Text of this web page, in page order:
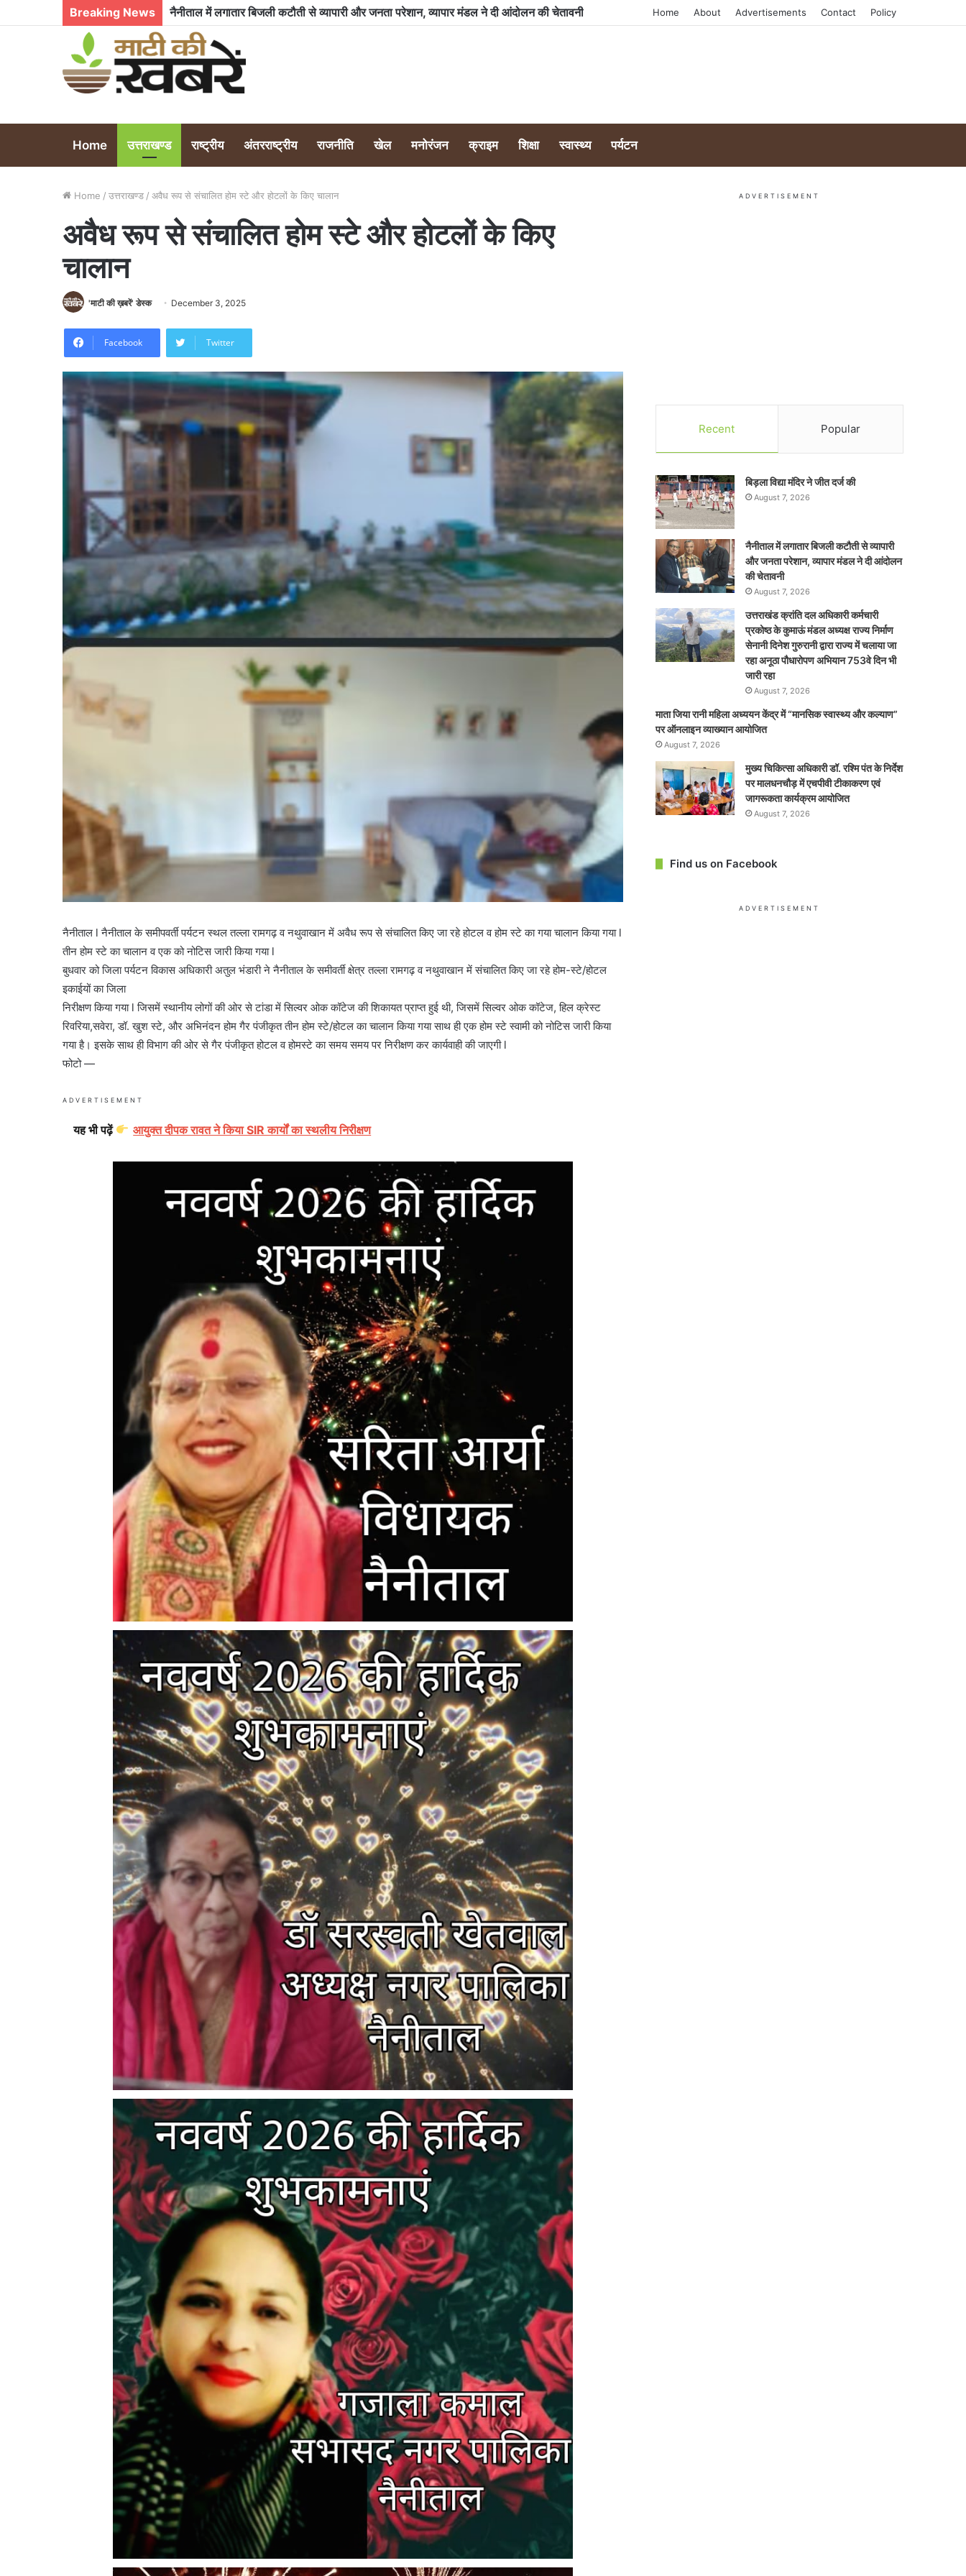
Breaking News Home About Advertisements Contact Policy
Home उत्तराखण्ड राष्ट्रीय अंतरराष्ट्रीय राजनीति खेल मनोरंजन क्राइम शिक्षा स्वास्थ्य पर्यटन
Home / उत्तराखण्ड / अवैध रूप से संचालित होम स्टे और होटलों के किए चालान
अवैध रूप से संचालित होम स्टे और होटलों के किए
चालान
'माटी की ख़बरें' डेस्क December 3, 2025
Facebook Twitter
नैनीताल l नैनीताल के समीपवर्ती पर्यटन स्थल तल्ला रामगढ़ व नथुवाखान में अवैध रूप से संचालित किए जा रहे होटल व होम स्टे का गया चालान किया गया l
तीन होम स्टे का चालान व एक को नोटिस जारी किया गया l
बुधवार को जिला पर्यटन विकास अधिकारी अतुल भंडारी ने नैनीताल के समीवर्ती क्षेत्र तल्ला रामगढ़ व नथुवाखान में संचालित किए जा रहे होम-स्टे/होटल
इकाईयों का जिला
निरीक्षण किया गया l जिसमें स्थानीय लोगों की ओर से टांडा में सिल्वर ओक कॉटेज की शिकायत प्राप्त हुई थी, जिसमें सिल्वर ओक कॉटेज, हिल क्रेस्ट
रिवरिया,सवेरा, डॉ. खुश स्टे, और अभिनंदन होम गैर पंजीकृत तीन होम स्टे/होटल का चालान किया गया साथ ही एक होम स्टे स्वामी को नोटिस जारी किया
गया है। इसके साथ ही विभाग की ओर से गैर पंजीकृत होटल व होमस्टे का समय समय पर निरीक्षण कर कार्यवाही की जाएगी l
फोटो —
ADVERTISEMENT
यह भी पढ़ें आयुक्त दीपक रावत ने किया SIR कार्यों का स्थलीय निरीक्षण
ADVERTISEMENT
Recent Popular
बिड़ला विद्या मंदिर ने जीत दर्ज की
August 7, 2026
नैनीताल में लगातार बिजली कटौती से व्यापारी
और जनता परेशान, व्यापार मंडल ने दी आंदोलन
की चेतावनी
August 7, 2026
उत्तराखंड क्रांति दल अधिकारी कर्मचारी
प्रकोष्ठ के कुमाऊं मंडल अध्यक्ष राज्य निर्माण
सेनानी दिनेश गुरुरानी द्वारा राज्य में चलाया जा
रहा अनूठा पौधारोपण अभियान 753वे दिन भी
जारी रहा
August 7, 2026
माता जिया रानी महिला अध्ययन केंद्र में “मानसिक स्वास्थ्य और कल्याण”
पर ऑनलाइन व्याख्यान आयोजित
August 7, 2026
मुख्य चिकित्सा अधिकारी डॉ. रश्मि पंत के निर्देश
पर मालधनचौड़ में एचपीवी टीकाकरण एवं
जागरूकता कार्यक्रम आयोजित
August 7, 2026
Find us on Facebook
ADVERTISEMENT